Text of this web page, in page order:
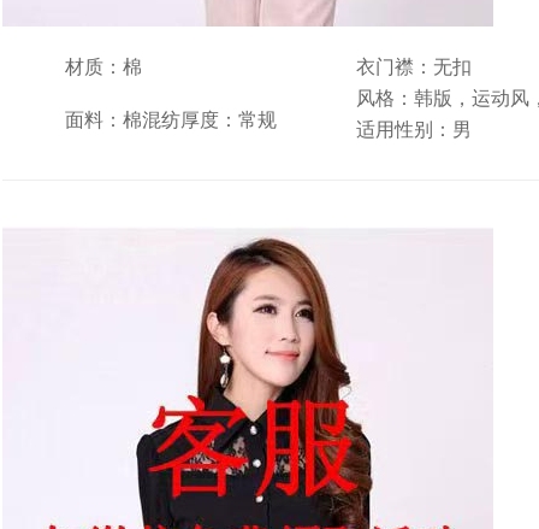
材质：棉 衣门襟：无扣
面料：棉混纺厚度：常规 适用性别：男